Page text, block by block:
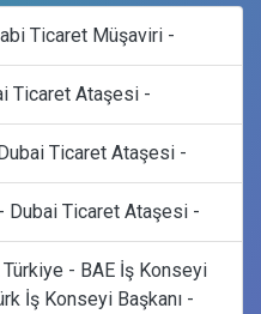
Ticaret Müşaviri -
Ticaret Ataşesi -
Ticaret Ataşesi -
Dubai Ticaret Ataşesi -
- BAE İş Konseyi
İş Konseyi Başkanı -